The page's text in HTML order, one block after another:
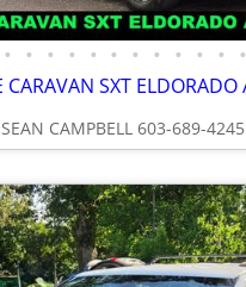
• • • • • • • • • • • •
SEAN CAMPBELL 603-689-4245